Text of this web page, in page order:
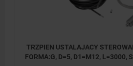
TRZPIEN USTALAJACY
FORMA:G, D=5, D1=M12, L=3000,